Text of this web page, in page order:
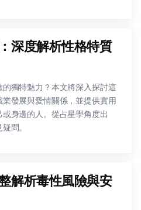
深度解析性格特質
獨特魅力？本文將深入探討這
發展與愛情關係，並提供實用
身邊的人。從占星學角度出
問。
解析毒性風險與安